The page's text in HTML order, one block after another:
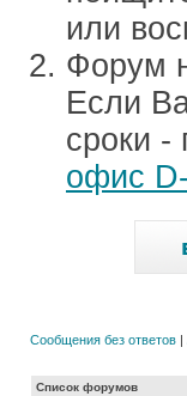
или
Форум
Если
сроки
офис
Сообщения без ответов |
Список форумов